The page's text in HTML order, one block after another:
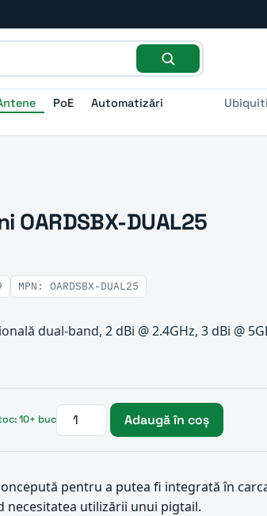
PoE Automatizări Ubiquiti
OARDSBX-DUAL25
MPN: OARDSBX-DUAL25
dual-band, 2 dBi @ 2.4GHz, 3 dBi @
10+ buc Adaugă în coș
pentru a putea fi integrată în
necesitatea utilizării unui pigtail.